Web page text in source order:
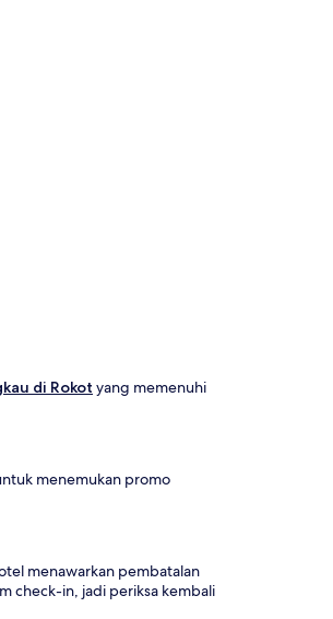
di Rokot yang memenuhi
menemukan promo
menawarkan pembatalan
check-in, jadi periksa kembali